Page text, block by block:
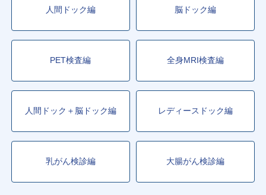
人間ドック編 脳ドック編
PET検査編 全身MRI検査編
人間ドック＋脳ドック編 レディースドック編
乳がん検診編 大腸がん検診編